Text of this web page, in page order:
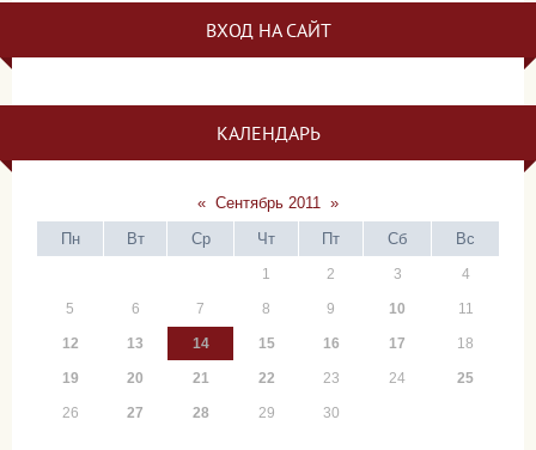
ВХОД НА САЙТ
КАЛЕНДАРЬ
« Сентябрь 2011 »
Пн
Вт Ср Чт Пт Сб Вс
1 2 3 4
5 6 7 8 9 10 11
12 13 14 15 16 17 18
19 20 21 22 23 24 25
26 27 28 29 30